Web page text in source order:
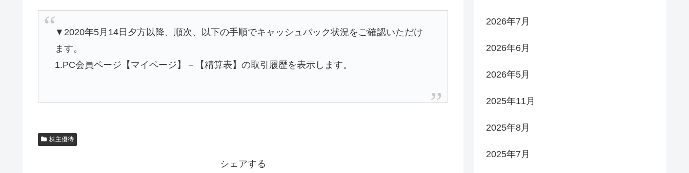
▼2020年5月14日夕方以降、順次、以下の手順でキャッシュバック状況をご確認いただけ
ます。
1.PC会員ページ【マイページ】－【精算表】の取引履歴を表示します。
株主優待
シェアする
2026年7月
2026年6月
2026年5月
2025年11月
2025年8月
2025年7月